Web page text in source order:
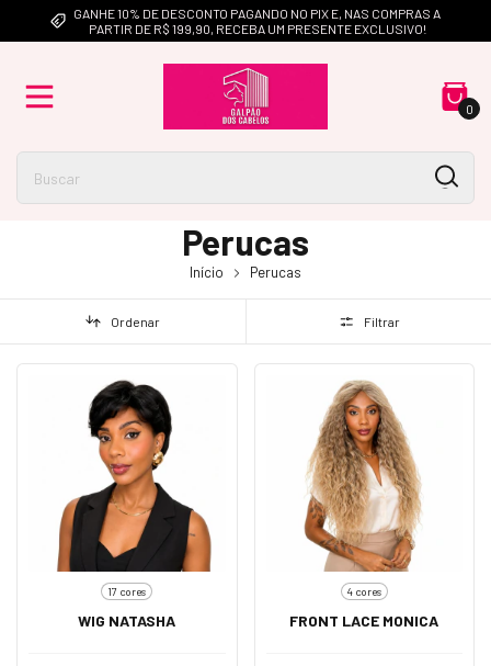
GANHE 10% DE DESCONTO PAGANDO NO PIX E, NAS COMPRAS A
PARTIR DE R$ 199,90, RECEBA UM PRESENTE EXCLUSIVO!
0
Perucas
Início Perucas
Ordenar Filtrar
17 cores
WIG NATASHA
4 cores
FRONT LACE MONICA